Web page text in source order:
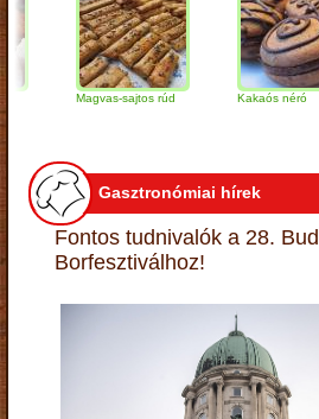
Magvas-sajtos rúd Kakaós néró
Gasztronómiai hírek
Fontos tudnivalók a 28.
Borfesztiválhoz!